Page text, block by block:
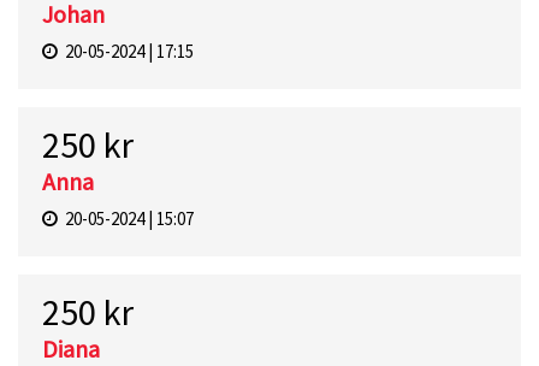
Johan
20-05-2024 | 17:15
250 kr
Anna
20-05-2024 | 15:07
250 kr
Diana